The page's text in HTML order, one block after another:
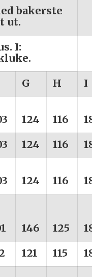
bakerste
ut.
I:
G H
I
124 116
124 116
124 116
146 125
121 115